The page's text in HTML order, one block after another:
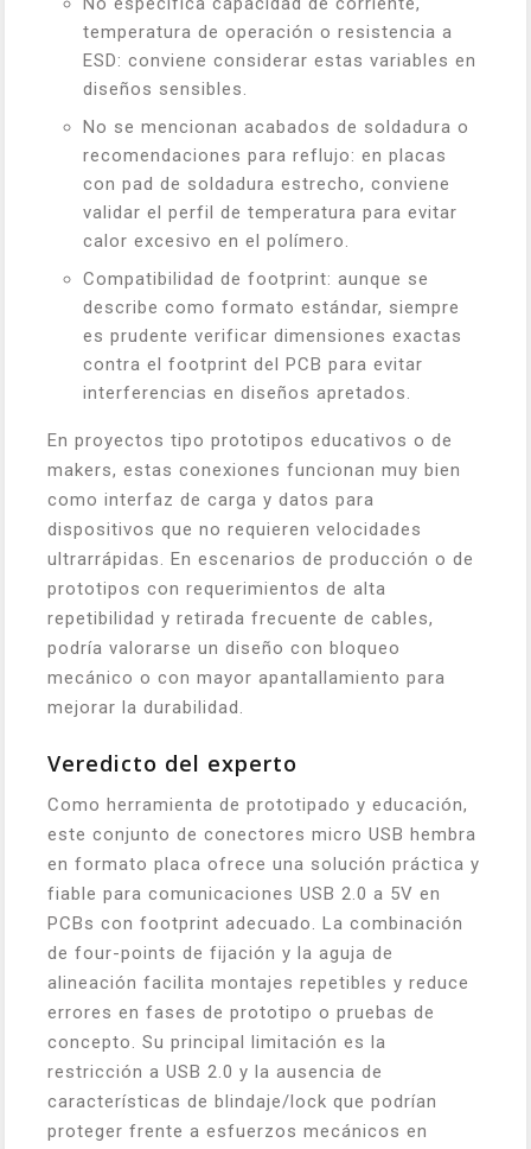
temperatura de operación o resistencia a
ESD: conviene considerar estas variables en
diseños sensibles.
No se mencionan acabados de soldadura o
recomendaciones para reflujo: en placas
con pad de soldadura estrecho, conviene
validar el perfil de temperatura para evitar
calor excesivo en el polímero.
Compatibilidad de footprint: aunque se
describe como formato estándar, siempre
es prudente verificar dimensiones exactas
contra el footprint del PCB para evitar
interferencias en diseños apretados.
En proyectos tipo prototipos educativos o de
makers, estas conexiones funcionan muy bien
como interfaz de carga y datos para
dispositivos que no requieren velocidades
ultrarrápidas. En escenarios de producción o de
prototipos con requerimientos de alta
repetibilidad y retirada frecuente de cables,
podría valorarse un diseño con bloqueo
mecánico o con mayor apantallamiento para
mejorar la durabilidad.
Veredicto del experto
Como herramienta de prototipado y educación,
este conjunto de conectores micro USB hembra
en formato placa ofrece una solución práctica y
fiable para comunicaciones USB 2.0 a 5V en
PCBs con footprint adecuado. La combinación
de four-points de fijación y la aguja de
alineación facilita montajes repetibles y reduce
errores en fases de prototipo o pruebas de
concepto. Su principal limitación es la
restricción a USB 2.0 y la ausencia de
características de blindaje/lock que podrían
proteger frente a esfuerzos mecánicos en